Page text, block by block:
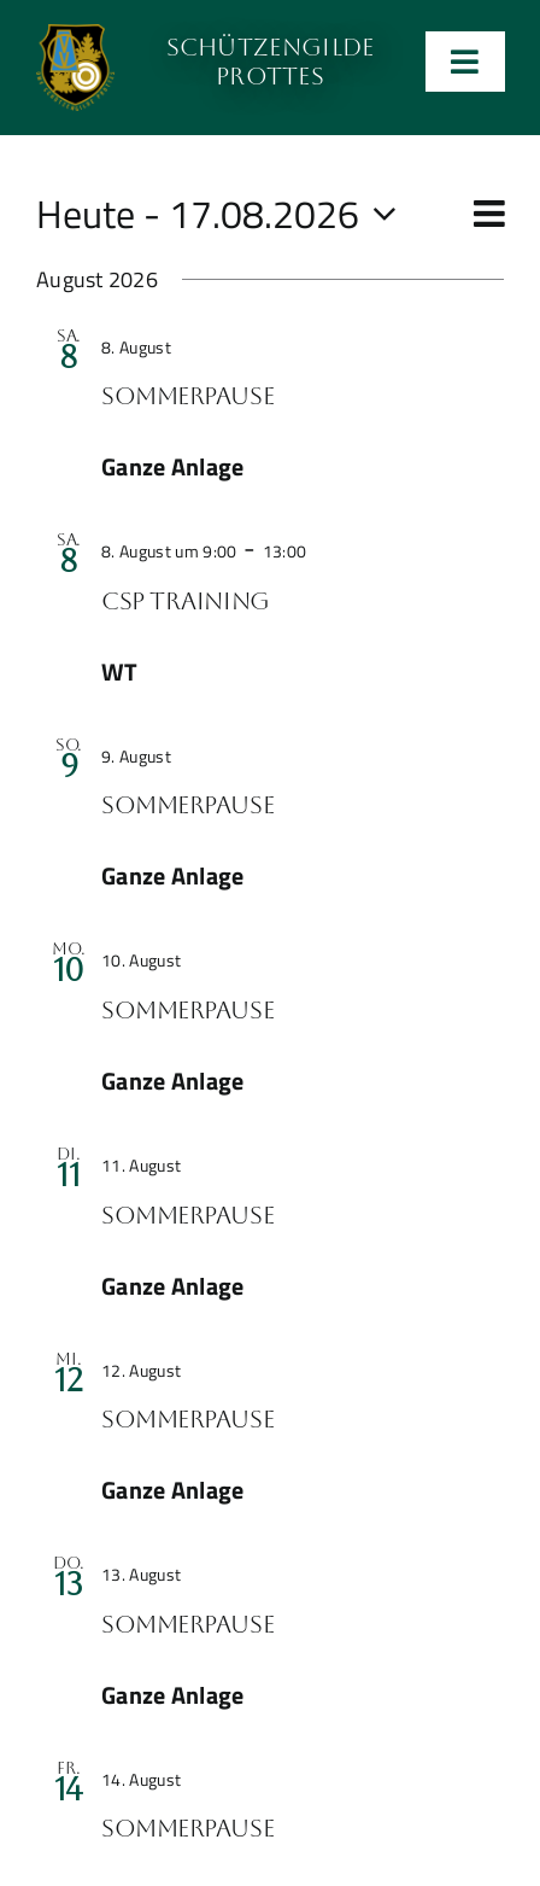
Inhalt
wechseln
Schützengilde
Prottes
Anlage
Kalender
Kontakt
Preise
Ergebnislisten
Verein
Liste
Heute - 17.08.2026
Datum
wählen.
August 2026
Sa.
8 8. August
Sommerpause
Ganze Anlage
Sa.
8 8. August um 9:00 - 13:00
CSP Training
WT
So.
9 9. August
Sommerpause
Ganze Anlage
Mo.
10 10. August
Sommerpause
Ganze Anlage
Di.
11 11. August
Sommerpause
Ganze Anlage
Mi.
12 12. August
Sommerpause
Ganze Anlage
Do.
13 13. August
Sommerpause
Ganze Anlage
Fr.
14 14. August
Sommerpause